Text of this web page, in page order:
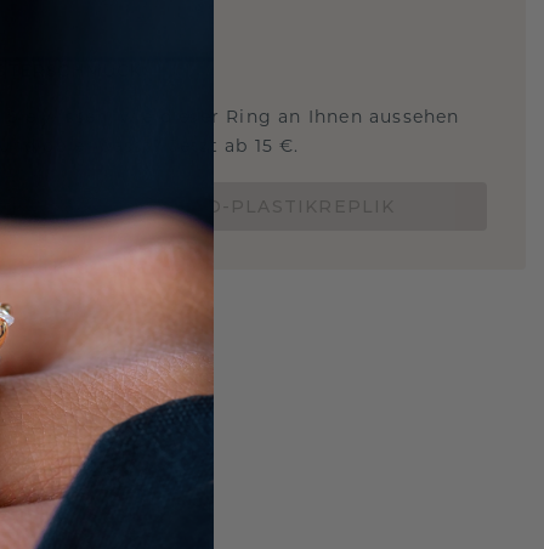
Sie wissen, wie dieser Ring an Ihnen aussehen
und ob er passt? Jetzt ab 15 €.
BESTELLE EINE 3D-PLASTIKREPLIK